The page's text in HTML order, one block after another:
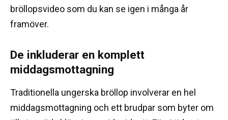
bröllopsvideo som du kan se igen i många år
framöver.
De inkluderar en komplett
middagsmottagning
Traditionella ungerska bröllop involverar en hel
middagsmottagning och ett brudpar som byter om